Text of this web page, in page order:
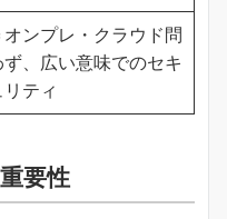
オンプレ・クラウド問
ず、広い意味でのセキ
リティ
要性